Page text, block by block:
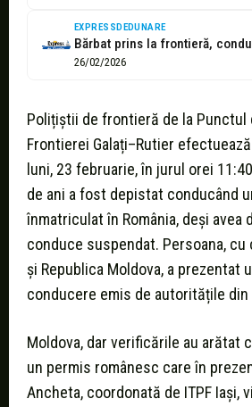
EXPRESSDEDUNARE
26/02/2026
Polițiștii de frontieră de la Punctul
Frontierei Galați–Rutier
luni, 23 februarie, în jurul orei
de ani a fost depistat conducând
înmatriculat în România, deși avea
conduce suspendat. Persoana, cu
și Republica Moldova, a prezentat
conducere emis de autoritățile din
Moldova, dar verificările au arătat
un permis românesc care în
Ancheta, coordonată de ITPF Iași,